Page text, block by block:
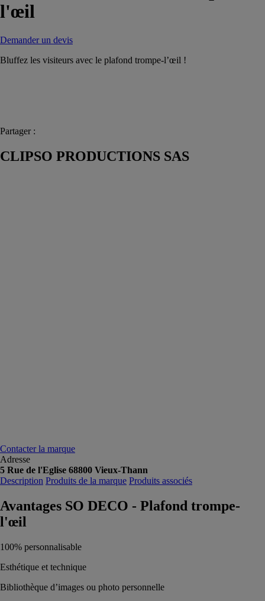
l'œil
Demander un devis
Bluffez les visiteurs avec le plafond trompe-l’œil !
Partager :
CLIPSO PRODUCTIONS SAS
Contacter la marque
Adresse
5 Rue de l'Eglise 68800 Vieux-Thann
Description Produits de la marque Produits associés
Avantages SO DECO - Plafond trompe-
l'œil
100% personnalisable
Esthétique et technique
Bibliothèque d’images ou photo personnelle